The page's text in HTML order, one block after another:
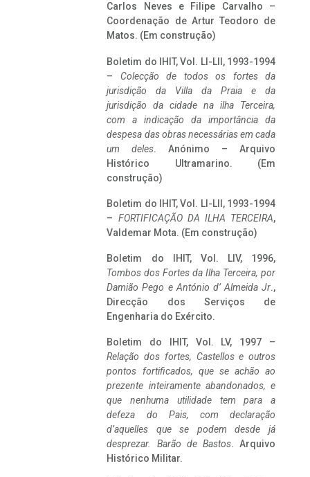
Carlos Neves e Filipe Carvalho –
Coordenação de Artur Teodoro de
Matos. (Em construção)
Boletim do IHIT, Vol. LI-LII, 1993-1994
– Colecção de todos os fortes da
jurisdição da Villa da Praia e da
jurisdição da cidade na ilha Terceira,
com a indicação da importância da
despesa das obras necessárias em cada
um deles. Anónimo – Arquivo
Histórico Ultramarino. (Em
construção)
Boletim do IHIT, Vol. LI-LII, 1993-1994
– FORTIFICAÇÃO DA ILHA TERCEIRA,
Valdemar Mota. (Em construção)
Boletim do IHIT, Vol. LIV, 1996,
Tombos dos Fortes da Ilha Terceira, por
Damião Pego e António d’ Almeida Jr.,
Direcção dos Serviços de
Engenharia do Exército.
Boletim do IHIT, Vol. LV, 1997 –
Relação dos fortes, Castellos e outros
pontos fortificados, que se achão ao
prezente inteiramente abandonados, e
que nenhuma utilidade tem para a
defeza do Pais, com declaração
d’aquelles que se podem desde já
desprezar. Barão de Bastos. Arquivo
Histórico Militar.